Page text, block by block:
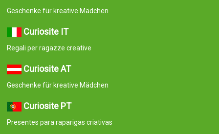
Geschenke für kreative Mädchen
Curiosite IT
Regali per ragazze creative
Curiosite AT
Geschenke für kreative Mädchen
Curiosite PT
Presentes para raparigas criativas